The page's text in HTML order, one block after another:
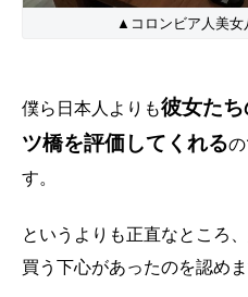
▲コロンビア人美女
僕ら日本人よりも彼女た
ツ橋を評価してくれる
す。
というよりも正直なところ
買う下心があったのを認めま